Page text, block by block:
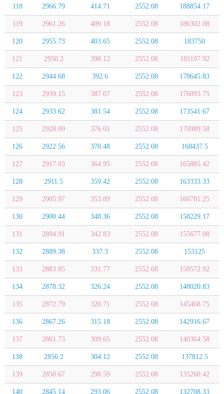
118 2966.79 414.71 2552.08 188854.17
119 2961.26 409.18 2552.08 186302.08
120 2955.73 403.65 2552.08 183750
121 2950.2 398.12 2552.08 181197.92
122 2944.68 392.6 2552.08 178645.83
123 2939.15 387.07 2552.08 176093.75
124 2933.62 381.54 2552.08 173541.67
125 2928.09 376.01 2552.08 170989.58
126 2922.56 370.48 2552.08 168437.5
127 2917.03 364.95 2552.08 165885.42
128 2911.5 359.42 2552.08 163333.33
129 2905.97 353.89 2552.08 160781.25
130 2900.44 348.36 2552.08 158229.17
131 2894.91 342.83 2552.08 155677.08
132 2889.38 337.3 2552.08 153125
133 2883.85 331.77 2552.08 150572.92
134 2878.32 326.24 2552.08 148020.83
135 2872.79 320.71 2552.08 145468.75
136 2867.26 315.18 2552.08 142916.67
137 2861.73 309.65 2552.08 140364.58
138 2856.2 304.12 2552.08 137812.5
139 2850.67 298.59 2552.08 135260.42
140 2845.14 293.06 2552.08 132708.33